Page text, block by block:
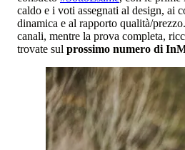
caldo e i voti assegnati al design, ai
dinamica e al rapporto qualità/
canali, mentre la prova completa,
trovate sul prossimo numero di